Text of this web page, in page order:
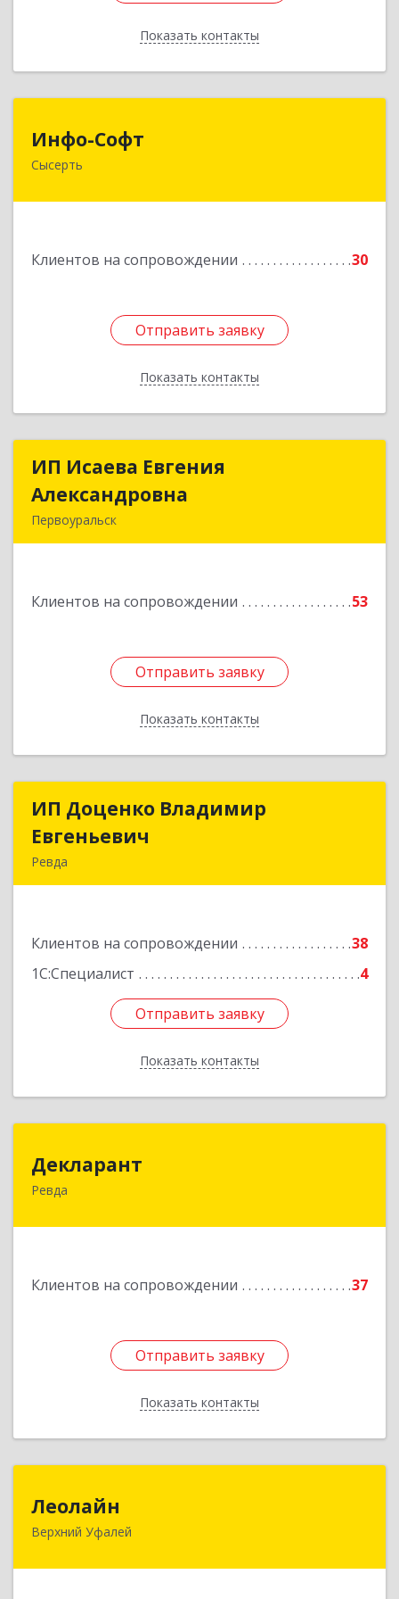
Показать контакты
Назад
Инфо-Софт
Сысерть
Клиентов на сопровождении 30
Отправить заявку
Показать контакты
624021, Свердловская обл, Сысерть г, Коммуны
Отправить заявку
Назад
ИП Исаева Евгения
Александровна
Первоуральск
Клиентов на сопровождении 53
Отправить заявку
Показать контакты
ИП Исаева Евгения
Отправить заявку
Назад
ИП Доценко Владимир
Евгеньевич
Ревда
Клиентов на сопровождении
38
1С:Специалист
4
Отправить заявку
Показать контакты
ИП Доценко Владимир
Подробнее
Отправить заявку
Назад
Декларант
Ревда
Клиентов на сопровождении 37
Отправить заявку
Показать контакты
623280, Свердловская обл, Ревда г, Азина ул,
Отправить заявку
Назад
Леолайн
Верхний Уфалей
456800, Челябинская обл, Верхний Уфалей г,